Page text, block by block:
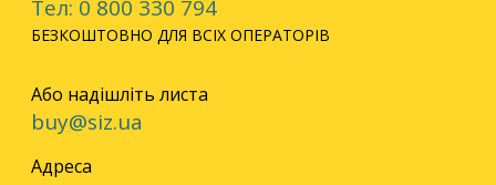
Тел: 0 800 330 794
БЕЗКОШТОВНО ДЛЯ ВСІХ ОПЕРАТОРІВ
Або надішліть листа
buy@siz.ua
Адреса